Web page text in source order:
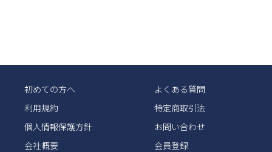
初めての方へ
よくある質問
利用規約
特定商取引法
個人情報保護方針
お問い合わせ
会社概要
会員登録